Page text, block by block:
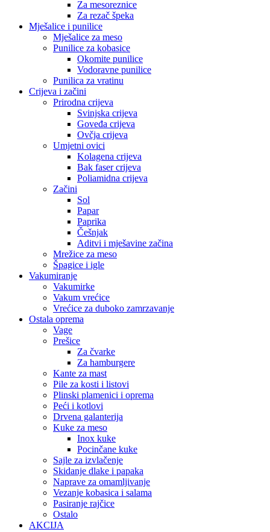
Za mesoreznice
Za rezač špeka
Mješalice i punilice
Mješalice za meso
Punilice za kobasice
Okomite punilice
Vodoravne punilice
Punilica za vratinu
Crijeva i začini
Prirodna crijeva
Svinjska crijeva
Goveđa crijeva
Ovčja crijeva
Umjetni ovici
Kolagena crijeva
Bak faser crijeva
Poliamidna crijeva
Začini
Sol
Papar
Paprika
Češnjak
Aditvi i mješavine začina
Mrežice za meso
Špagice i igle
Vakumiranje
Vakumirke
Vakum vrećice
Vrećice za duboko zamrzavanje
Ostala oprema
Vage
Prešice
Za čvarke
Za hamburgere
Kante za mast
Pile za kosti i listovi
Plinski plamenici i oprema
Peći i kotlovi
Drvena galanterija
Kuke za meso
Inox kuke
Pocinčane kuke
Sajle za izvlačenje
Skidanje dlake i papaka
Naprave za omamljivanje
Vezanje kobasica i salama
Pasiranje rajčice
Ostalo
AKCIJA